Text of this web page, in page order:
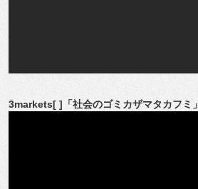
3markets[ ]「社会のゴミカザマタカフミ」